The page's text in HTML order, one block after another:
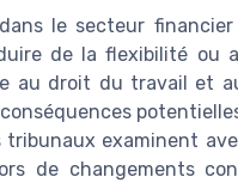
le secteur
de la flexibilité ou
au droit du travail et
tribunaux examinent
de changements